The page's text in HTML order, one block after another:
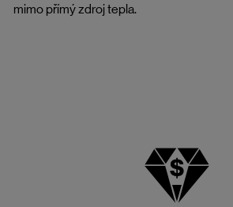
mimo přímý zdroj tepla.